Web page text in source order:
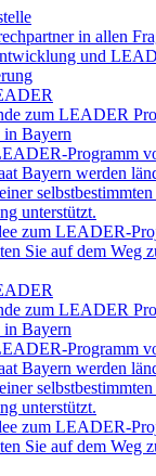
in allen
und
zum LEADER
Bayern
Programm
Bayern werden
unterstützt.
zum LEADER-
Sie auf dem Weg
zum LEADER
Bayern
Programm
Bayern werden
unterstützt.
zum LEADER-
Sie auf dem Weg